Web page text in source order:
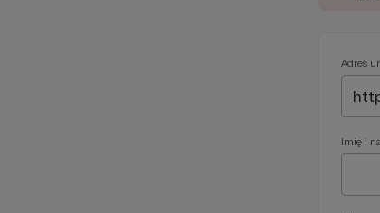
Adres
Imię i